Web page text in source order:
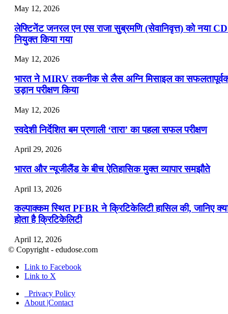
May 12, 2026
लेफ्टिनेंट जनरल एन एस राजा सुब्रमणि (सेवानिवृत्त) को नया
नियुक्त किया गया
May 12, 2026
भारत ने MIRV तकनीक से लैस अग्नि मिसाइल का
उड़ान परीक्षण किया
May 12, 2026
स्वदेशी निर्देशित बम प्रणाली ‘तारा’ का पहला सफल परीक्षण
April 29, 2026
भारत और न्यूजीलैंड के बीच ऐतिहासिक मुक्त व्यापार समझौते
April 13, 2026
कल्पाक्कम स्थित PFBR ने क्रिटिकेलिटी हासिल की, जानिए
होता है क्रिटिकेलिटी
April 12, 2026
April 9, 2026
नासा का आर्टेमिस-2 मिशन: मनुष्य एक बार फिर से चंद्रमा के
पहुंचा
© Copyright - edudose.com
Link to Facebook
Link to X
Privacy Policy
About |Contact